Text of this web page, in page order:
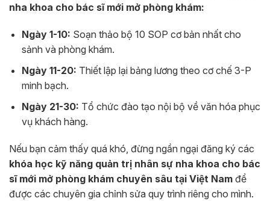
nha khoa cho bác sĩ mới mở phòng khám:
Ngày 1-10: Soạn thảo bộ 10 SOP cơ bản nhất cho
sảnh và phòng khám.
Ngày 11-20: Thiết lập lại bảng lương theo cơ chế 3-P
minh bạch.
Ngày 21-30: Tổ chức đào tạo nội bộ về văn hóa phục
vụ khách hàng.
Nếu bạn cảm thấy quá khó, đừng ngần ngại đăng ký các
khóa học kỹ năng quản trị nhân sự nha khoa cho bác
sĩ mới mở phòng khám chuyên sâu tại Việt Nam để
được các chuyên gia chỉnh sửa quy trình riêng cho mình.